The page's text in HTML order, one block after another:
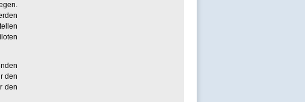
den
den